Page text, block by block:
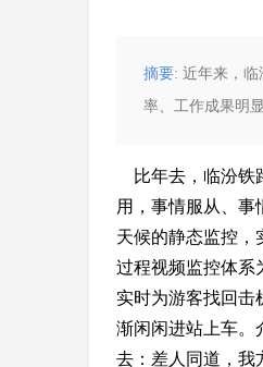
摘要: 近年来，
率、工作成果明
比年去，临汾铁
用，事情服从、事
天候的静态监控，
过程视频监控体系
实时为游客找回击
渐闲闲进站上车。
去：差人同道，我